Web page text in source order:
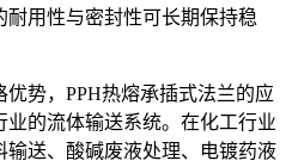
用性与密封性可长期保持稳
势，PPH热熔承插式法兰的应
的流体输送系统。在化工行业
送、酸碱废液处理、电镀药液